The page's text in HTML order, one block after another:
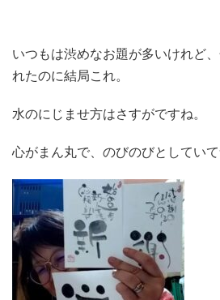
いつもは渋めなお題が多いけれど
れたのに結局これ。
水のにじませ方はさすがですね。
心がまん丸で、のびのびとしていて